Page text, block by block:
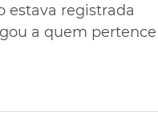
estava registrada
a quem pertence